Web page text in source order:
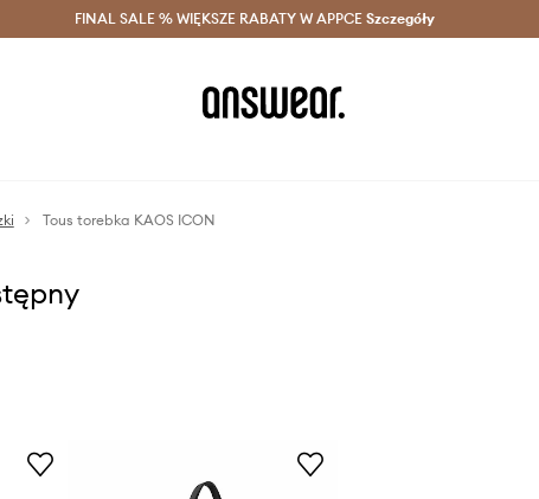
Oszczędzaj z Answear Club > Dostawa nawet w 24h >
FINAL SALE % WIĘKSZE RABATY W APPCE Szczegóły
Tous torebka KAOS ICON